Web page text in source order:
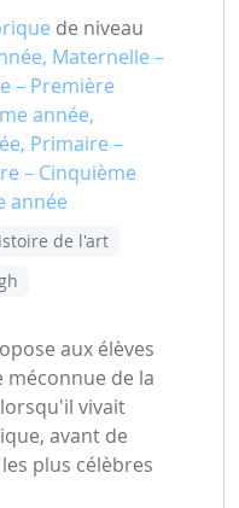
de niveau
Maternelle –
– Première
année,
Primaire –
– Cinquième
année
de l'art
aux élèves
de la
vivait
avant de
plus célèbres